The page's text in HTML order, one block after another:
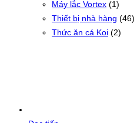
Máy lắc Vortex (1)
Thiết bị nhà hàng (46)
Thức ăn cá Koi (2)